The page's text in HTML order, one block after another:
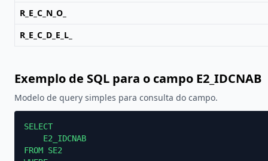
R_E_C_N_O_
R_E_C_D_E_L_
Exemplo de SQL para o campo E2_IDCNAB
Modelo de query simples para consulta do campo.
SELECT
    E2_IDCNAB
FROM SE2